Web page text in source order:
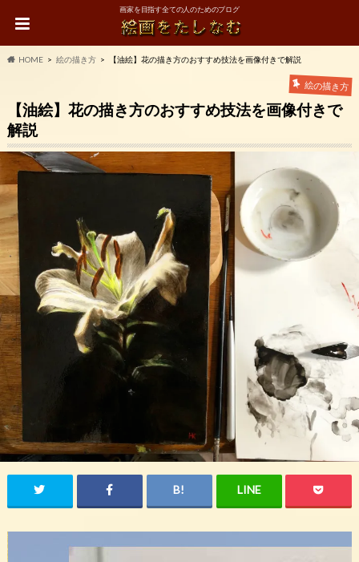
画家を目指す全ての人のためのブログ
HOME 絵の描き方 【油絵】花の描き方のおすすめ技法を画像付きで解説
絵の描き方
【油絵】花の描き方のおすすめ技法を画像付きで
解説